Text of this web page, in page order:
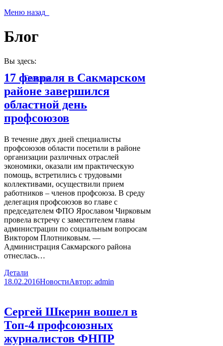
Меню назад
Блог
Вы здесь:
Главная
17 февраля в Сакмарском
районе завершился
областной день
профсоюзов
В течение двух дней специалисты
профсоюзов области посетили в районе
организации различных отраслей
экономики, оказали им практическую
помощь, встретились с трудовыми
коллективами, осуществили прием
работников – членов профсоюза. В среду
делегация профсоюзов во главе с
председателем ФПО Ярославом Чирковым
провела встречу с заместителем главы
администрации по социальным вопросам
Виктором Плотниковым. —
Администрация Сакмарского района
отнеслась…
Детали
18.02.2016НовостиАвтор: admin
Сергей Шкерин вошел в
Топ-4 профсоюзных
журналистов ФНПР